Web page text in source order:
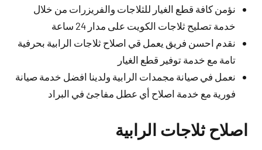
نؤمن كافة قطع الغيار للثلاجات والفريزرات من خلال
خدمة تصليح ثلاجات الكويت على مدار 24 ساعة
نقدم احسن فريق يعمل قي اصلاح ثلاجات الرابية بحرفية
تامة مع خدمة توفير قطع الغيار
نعمل في صيانة مجمدات الرابية ولدينا افضل خدمة صيانة
فورية مع خدمة اصلاح أي عطل مفاجئ في البراد
اصلاح ثلاجات الرابية